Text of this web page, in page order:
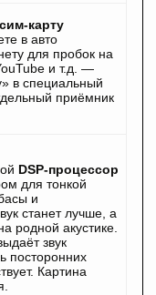
карту
в авто
для пробок на
и т.д. —
в специальный
приёмник
DSP-процессор
для тонкой
и
станет лучше, а
родной акустике.
звук
посторонних
Картина